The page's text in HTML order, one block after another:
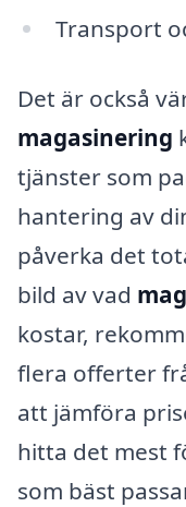
Transport
Det är också
magasinering
tjänster som
hantering av
påverka det
bild av vad
kostar,
flera offerter
att jämföra
hitta det mest
som bäst